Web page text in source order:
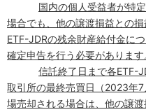
国内の個人受益者が特
場合でも、他の譲渡損益との
ETF-JDRの残余財産給付金に
確定申告を行う必要があります
信託終了日まで各ETF-
取引所の最終売買日（2023年7
場売却される場合は、他の譲